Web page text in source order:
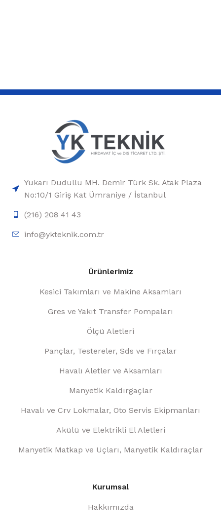
Yukarı Dudullu MH. Demir Türk Sk. Atak Plaza
No:10/1 Giriş Kat Ümraniye / İstanbul
(216) 208 41 43
info@ykteknik.com.tr
Ürünlerimiz
Kesici Takımları ve Makine Aksamları
Gres ve Yakıt Transfer Pompaları
Ölçü Aletleri
Pançlar, Testereler, Sds ve Fırçalar
Havalı Aletler ve Aksamları
Manyetik Kaldırgaçlar
Havalı ve Crv Lokmalar, Oto Servis Ekipmanları
Akülü ve Elektrikli El Aletleri
Manyetik Matkap ve Uçları, Manyetik Kaldıraçlar
Kurumsal
Hakkımızda